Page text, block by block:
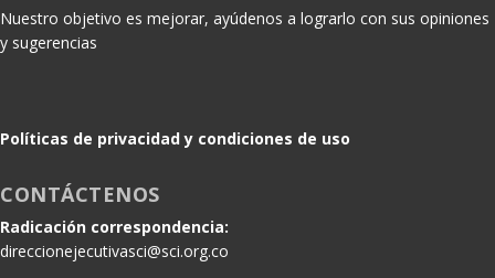
Nuestro objetivo es mejorar, ayúdenos a lograrlo con sus opiniones
y sugerencias
Políticas de privacidad y condiciones de uso
CONTÁCTENOS
Radicación correspondencia:
direccionejecutivasci@sci.org.co